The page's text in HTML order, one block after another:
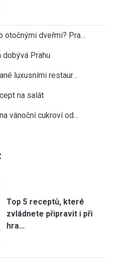
otočnými dveřmi? Pra…
dobývá Prahu
luxusními restaur…
na salát
vánoční cukroví od…
Top 5 receptů, které
zvládnete připravit i při
hra…